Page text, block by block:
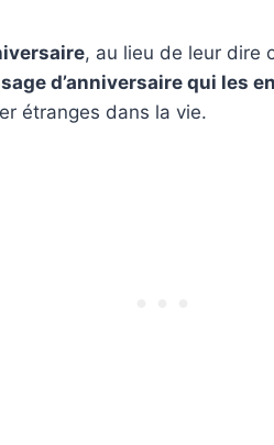
, au lieu de leur dire
d’anniversaire qui les
étranges dans la vie.